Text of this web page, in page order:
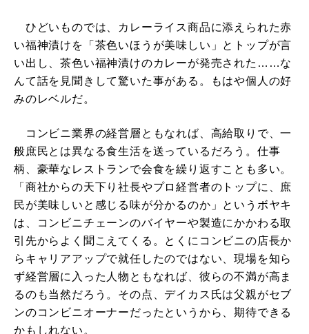
ひどいものでは、カレーライス商品に添えられた赤
い福神漬けを「茶色いほうが美味しい」とトップが言
い出し、茶色い福神漬けのカレーが発売された……な
んて話を見聞きして驚いた事がある。もはや個人の好
みのレベルだ。
コンビニ業界の経営層ともなれば、高給取りで、一
般庶民とは異なる食生活を送っているだろう。仕事
柄、豪華なレストランで会食を繰り返すことも多い。
「商社からの天下り社長やプロ経営者のトップに、庶
民が美味しいと感じる味が分かるのか」というボヤキ
は、コンビニチェーンのバイヤーや製造にかかわる取
引先からよく聞こえてくる。とくにコンビニの店長か
らキャリアアップで就任したのではない、現場を知ら
ず経営層に入った人物ともなれば、彼らの不満が高ま
るのも当然だろう。その点、デイカス氏は父親がセブ
ンのコンビニオーナーだったというから、期待できる
かもしれない。